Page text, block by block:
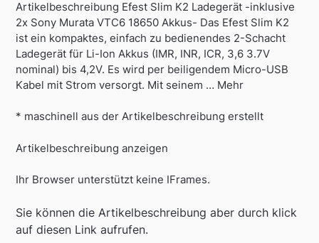
Artikelbeschreibung Efest Slim K2 Ladegerät -inklusive
2x Sony Murata VTC6 18650 Akkus- Das Efest Slim K2
ist ein kompaktes, einfach zu bedienendes 2-Schacht
Ladegerät für Li-Ion Akkus (IMR, INR, ICR, 3,6 3.7V
nominal) bis 4,2V. Es wird per beiligendem Micro-USB
Kabel mit Strom versorgt. Mit seinem … Mehr
* maschinell aus der Artikelbeschreibung erstellt
Artikelbeschreibung anzeigen
Ihr Browser unterstützt keine IFrames.
Sie können die Artikelbeschreibung aber durch klick
auf diesen Link aufrufen.